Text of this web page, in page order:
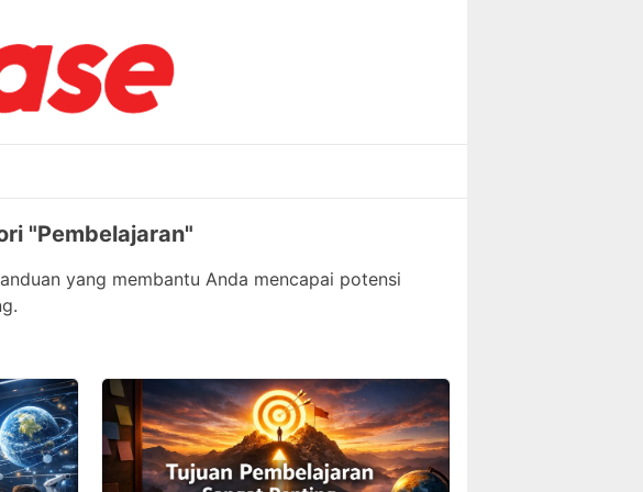
"Pembelajaran"
yang membantu Anda mencapai potensi